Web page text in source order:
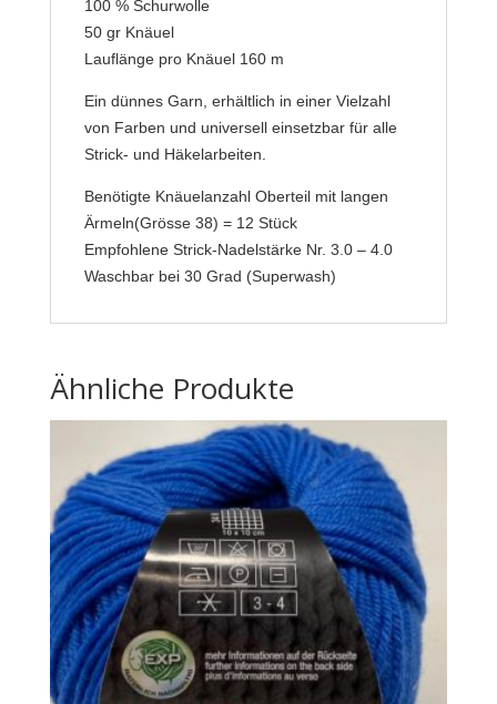
100 % Schurwolle
50 gr Knäuel
Lauflänge pro Knäuel 160 m
Ein dünnes Garn, erhältlich in einer Vielzahl
von Farben und universell einsetzbar für alle
Strick- und Häkelarbeiten.
Benötigte Knäuelanzahl Oberteil mit langen
Ärmeln(Grösse 38) = 12 Stück
Empfohlene Strick-Nadelstärke Nr. 3.0 – 4.0
Waschbar bei 30 Grad (Superwash)
Ähnliche Produkte